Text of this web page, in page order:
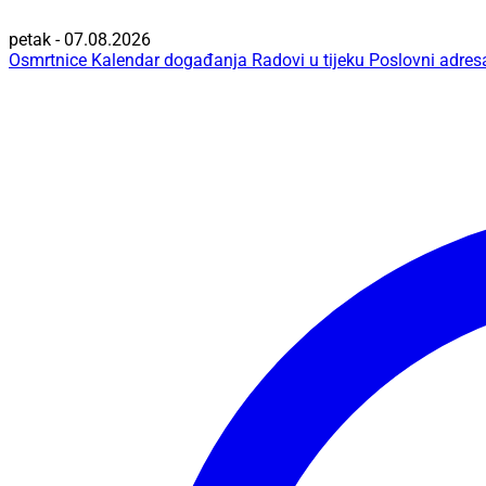
petak - 07.08.2026
Osmrtnice Kalendar događanja Radovi u tijeku Poslovni